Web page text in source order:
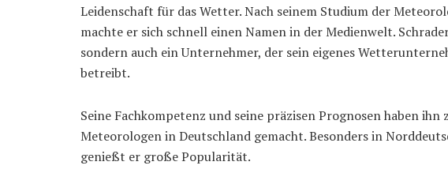
Leidenschaft für das Wetter. Nach seinem Studium der
machte er sich schnell einen Namen in der Medienwelt.
sondern auch ein Unternehmer, der sein eigenes
betreibt.
Seine Fachkompetenz und seine präzisen Prognosen haben
Meteorologen in Deutschland gemacht. Besonders in
genießt er große Popularität.